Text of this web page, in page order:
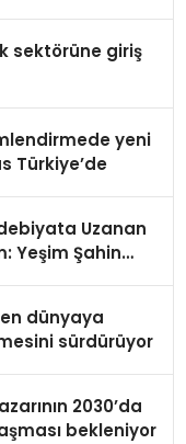
sektörüne giriş
yeni
Türkiye’de
Uzanan
Yeşim Şahin
dünyaya
sürdürüyor
2030’da
bekleniyor